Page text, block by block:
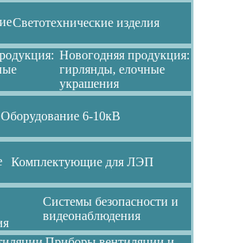
Светотехнические изделия
Новогодняя продукция:
гирлянды, елочные
украшения
Оборудование 6-10кВ
Комплектующие для ЛЭП
Системы безопасности и
видеонаблюдения